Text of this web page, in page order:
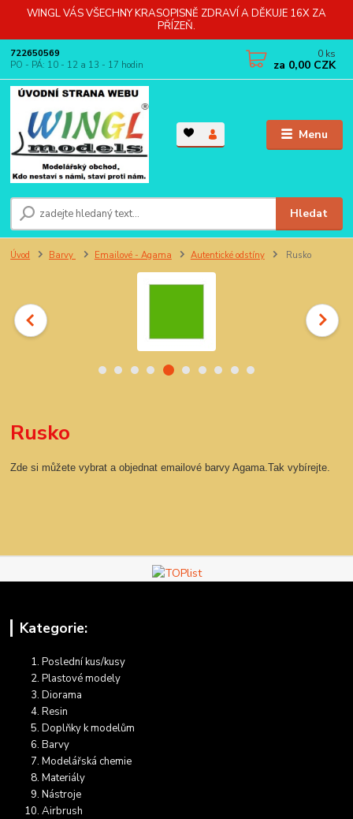
WINGL VÁS VŠECHNY KRASOPISNĚ ZDRAVÍ A DĚKUJE 16X ZA
PŘÍZEŇ.
Menu
Hledat
722650569
PO - PÁ: 10 - 12 a 13 - 17 hodin
0 ks
za 0,00 CZK
Úvod Barvy Emailové - Agama Autentické odstíny Rusko
Rusko
Zde si můžete vybrat a objednat emailové barvy Agama.Tak vybírejte.
Kategorie:
Poslední kus/kusy
Plastové modely
Diorama
Resin
Doplňky k modelům
Barvy
Modelářská chemie
Materiály
Nástroje
Airbrush